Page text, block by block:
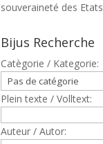
souveraineté des Etats
Bijus Recherche
Catègorie / Kategorie:
Plein texte / Volltext:
Auteur / Autor: